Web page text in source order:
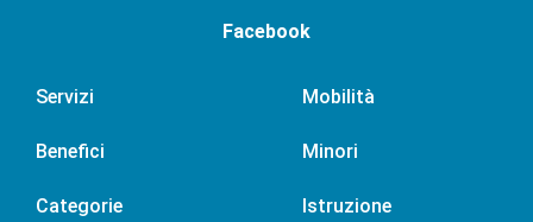
Facebook
Servizi
Benefici
Categorie
Mobilità
Minori
Istruzione